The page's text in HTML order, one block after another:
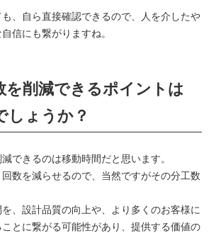
、自ら直接確認できるので、人を介したや
信にも繋がりますね。
を削減できるポイントは
しょうか？
できるのは移動時間だと思います。
数を減らせるので、当然ですがその分工数
、設計品質の向上や、より多くのお客様に
とに繋がる可能性があり、提供する価値の